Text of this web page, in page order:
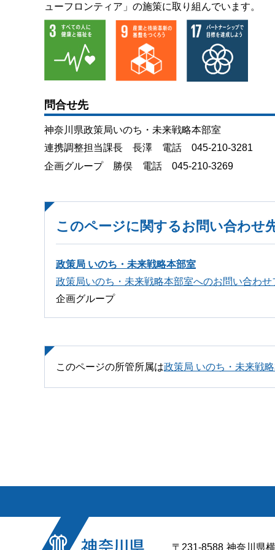
ューフロンティア」の施策に取り組んでいます。
問合せ先
神奈川県政策局いのち・未来戦略本部室
連携調整担当課長 長澤 電話 045-210-3281
企画グループ 勝俣 電話 045-210-3269
このページに関するお問い合わせ
政策局 いのち・未来戦略本部室
政策局いのち・未来戦略本部室へのお問い合わせ
企画グループ
このページの所管所属は政策局 いのち・未来戦
〒231-8588 神奈川県